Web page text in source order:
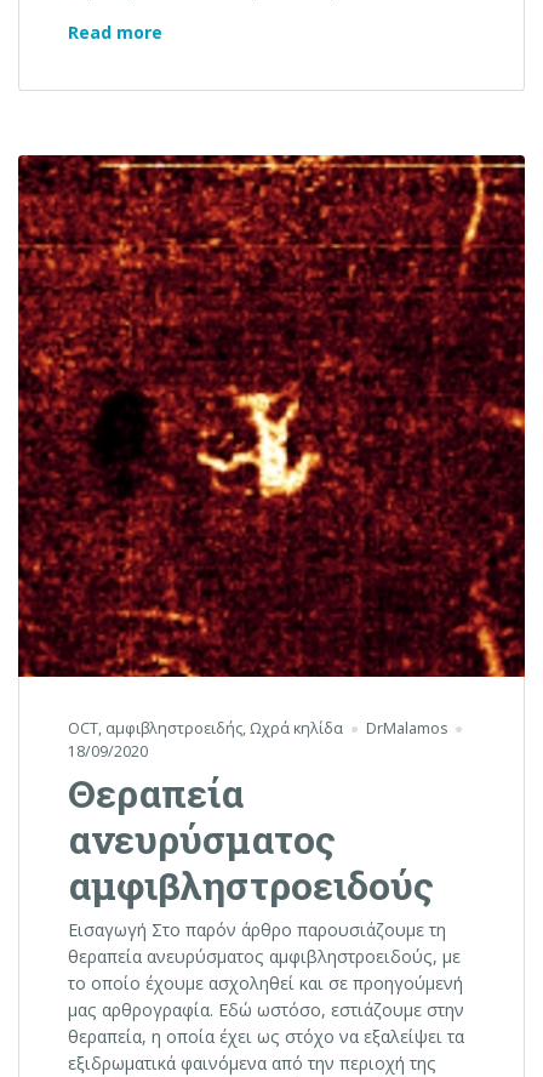
Read more
OCT, αμφιβληστροειδής,Ωχρά κηλίδα
DrMalamos
18/09/2020
Θεραπεία
ανευρύσματος
αμφιβληστροειδούς
Εισαγωγή Στο παρόν άρθρο παρουσιάζουμε τη
θεραπεία ανευρύσματος αμφιβληστροειδούς, με
το οποίο έχουμε ασχοληθεί και σε προηγούμενή
μας αρθρογραφία. Εδώ ωστόσο, εστιάζουμε στην
θεραπεία, η οποία έχει ως στόχο να εξαλείψει τα
εξιδρωματικά φαινόμενα από την περιοχή της